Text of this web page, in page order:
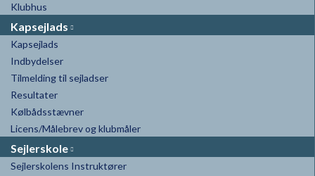
Klubhus
Kapsejlads
Kapsejlads
Indbydelser
Tilmelding til sejladser
Resultater
Kølbådsstævner
Licens/Målebrev og klubmåler
Sejlerskole
Sejlerskolens Instruktører